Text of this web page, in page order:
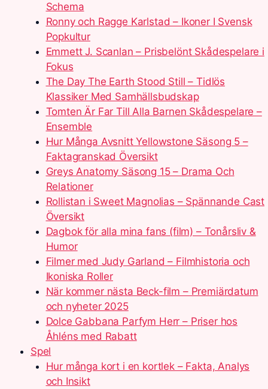
Schema
Ronny och Ragge Karlstad – Ikoner I Svensk
Popkultur
Emmett J. Scanlan – Prisbelönt Skådespelare i
Fokus
The Day The Earth Stood Still – Tidlös
Klassiker Med Samhällsbudskap
Tomten Är Far Till Alla Barnen Skådespelare –
Ensemble
Hur Många Avsnitt Yellowstone Säsong 5 –
Faktagranskad Översikt
Greys Anatomy Säsong 15 – Drama Och
Relationer
Rollistan i Sweet Magnolias – Spännande Cast
Översikt
Dagbok för alla mina fans (film) – Tonårsliv &
Humor
Filmer med Judy Garland – Filmhistoria och
Ikoniska Roller
När kommer nästa Beck-film – Premiärdatum
och nyheter 2025
Dolce Gabbana Parfym Herr – Priser hos
Åhléns med Rabatt
Spel
Hur många kort i en kortlek – Fakta, Analys
och Insikt